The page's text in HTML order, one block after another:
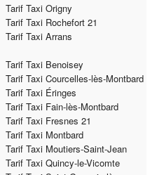
Tarif Taxi Origny
Tarif Taxi Rochefort 21
Tarif Taxi Arrans
Tarif Taxi Benoisey
Tarif Taxi Courcelles-lès-Montbard
Tarif Taxi Éringes
Tarif Taxi Fain-lès-Montbard
Tarif Taxi Fresnes 21
Tarif Taxi Montbard
Tarif Taxi Moutiers-Saint-Jean
Tarif Taxi Quincy-le-Vicomte